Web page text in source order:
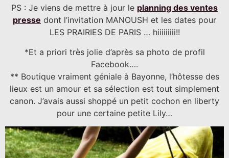
PS : Je viens de mettre à jour le planning des ventes
presse dont l’invitation MANOUSH et les dates pour
LES PRAIRIES DE PARIS … hiiiiiiiii!!
*Et a priori très jolie d’après sa photo de profil
Facebook….
** Boutique vraiment géniale à Bayonne, l’hôtesse des
lieux est un amour et sa sélection est tout simplement
canon. J’avais aussi shoppé un petit cochon en liberty
pour une certaine petite Lily…